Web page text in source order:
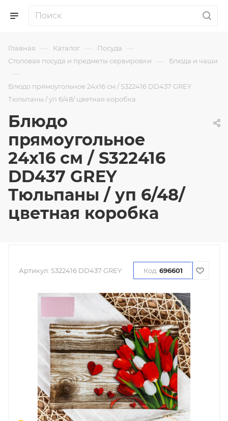
Главная — Каталог — Посуда —
Столовая посуда и предметы сервировки — Блюда и чаши
—
Блюдо прямоугольное 24x16 см / S322416 DD437 GREY
Тюльпаны / уп 6/48/ цветная коробка
Блюдо
прямоугольное
24x16 см / S322416
DD437 GREY
Тюльпаны / уп 6/48/
цветная коробка
Артикул: S322416 DD437 GREY Код: 696601